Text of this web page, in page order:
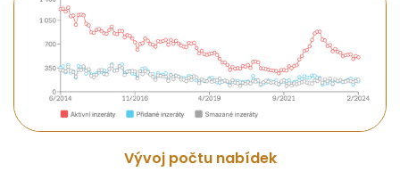
Vývoj počtu nabídek